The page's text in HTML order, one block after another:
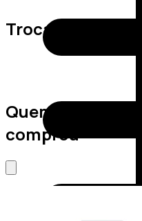
Trocas e
Quem viu este
comprou